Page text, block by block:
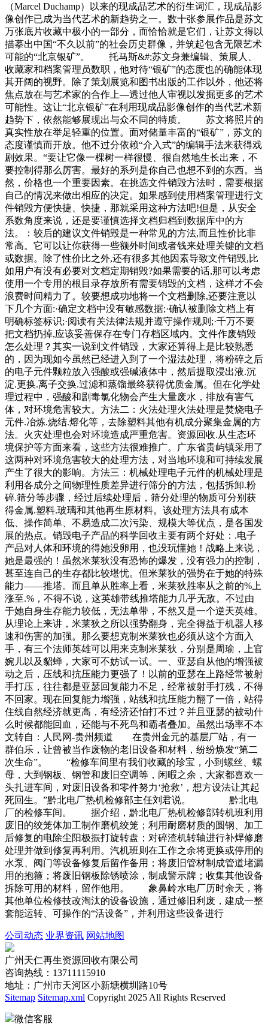
（Marcel Duchamp）以来的现成品艺术的衍生词汇，现成品影
像创作已成为当代艺术的新趋势之一。数十张参展作品是苏文
万张底片收藏中极小的一部分，而恰恰就是它们，让苏文得以
描摹出中国“不久以前”的社会历史群像，并筑起包含无限艺术
可能的“北京银矿”。 托马斯&#;苏文身兼编辑、策展人、
收藏家和档案管理员数职，他对待“银矿”的态度也的确能体现
其开阔的视野。除了策划展览和图书出版的工作以外，他还将
焦点放在与艺术家的合作上—透过他人审视以发掘更多的艺术
可能性。这让“北京银矿”在利用现成品影像创作的当代艺术新
趋势下，依然能够展现出与众不同的特质。 苏文将照片的
真实性放在举足轻重的位置。面对储量丰富的“银矿”，苏文的
态度谨慎而开放。他不过分依赖“介入式”的编辑手法来获得戏
剧效果。“要让它像一棵树一样很慢、很自然地生长出来，不
要控制得那么厉害。最好的系列是你自己也想不到的东西。当
然，价格也一个重要因素。在挑选文件销毁方法时，需要根据
自己的情况来做出相应的决定。如果感到使用档案管理进行文
件销毁方便快捷、快捷，那就采用这种方法吧!但是，从安全
系数角度来说，还是要谨慎选择文档归档到数据库中的方
法。：较后的建议文件销毁是一种常见的方法,而且性价比非
常高。它可以让你获得一些额外时间或者钱来处理关键的文档
或数据。除了性价比之外,还有很多其他因素导致文件销毁,比
如用户有没有必要对文档定期销毁?如果需要的话,那可以考虑
使用一个专用的根目录存放所有需要销毁的文档，这样才不会
浪费时间精力了。较要想成功地将一个文档删除,还要注意以
下几个方面:·确定文档中没有敏感数据;·确认被删除文档上有
明确标签标识;·阅读有关法律法规并遵守操作规则;·千万不要
把文档扔掉,应该妥善保存在专门存档区域内。文件作废销毁
怎么处理？其实一说到文件销毁，大家还算得上是比较熟悉
的，因为现如今虽然已经进入到了一个湿法处理，将粉碎之后
的电子元件颗粒放入强酸或强碱液体中，然后提取浸出液.沉
淀.更换.离子交换.过滤和蒸馏最终获得优质金属。但在化学处
理过程中，强酸和剧毒氯化物会产生大量废水，排放有害气
体，对环境危害较大。方法二：火法处理火法处理是焚烧电子
元件.冶炼.烧结.熔化等，去除塑料其他有机成分聚集金属的方
法。火灾处理也会对环境造成严重危害。资源回收.从生态环
境保护等方面来看，这些方法很难推广。广东省贵屿镇采用了
这两种对环境危害较大的处理方法，对当地环境和可持续发展
产生了很大的影响。方法三：机械处理电子元件的机械处理是
利用各成分之间物理性质差异进行筛分的方法，包括拆卸.粉
碎.筛分等步骤，经过后续处理后，筛分处理的物质可分别获
得金属.塑料.玻璃和其他再生原材料。该处理方法具有成本
低、操作简单、不易造成二次污染、规模大等优点，是各国发
展的热点。销毁电子产品的科学回收主要有两个好处：.电子
产品对人体和环境的得她没卵用，也没玩懂她！战略上来说，
她是最强的！虽然米莱狄没有恐怖的爆发，没有强力的控制，
甚至连自己的生存都比较堪忧。但米莱狄的强势在于她的特殊
能力——推塔。而且单从胜率上看，米莱狄胜率从之前的%上
涨至.%，不得不说，这英雄带线推塔能力几乎无敌。不过由
于她自身生存能力较低，无法单带，不然又是一个逆天英雄。
从理论上来讲，米莱狄之所以强势翻身，完全得益于机器人移
速和伤害的加强。那么要想克制米莱狄也必须从这个方面入
手，有三个法师英雄可以用来克制米莱狄，分别是周瑜，上官
婉儿以及貂蝉，大家可不妨试一试。一、亚瑟自从他的增强被
动之后，压线和抗压能力更强了！以前的亚瑟在上路经常被射
手打压，往往都是亚瑟回复能力不足，经常被射手打残，不得
不回家。现在回复能力增强，站线和抗压能力翻了一倍，站得
住线自然经济就更高，有经济还怕打不过？并且亚瑟的被动什
么时候都能回血，还能与不死鸟和霸者叠加。虽然出场率不本
文转自：人民网-贵州频道 在贵州金元的基层厂站，有一
群伯乐，让曾被当作废物的老旧设备和材料，纷纷焕发“第二
次生命”。 “检修车间里有我们收藏的珍宝，小到螺丝、螺
母，大到钢板、钢管和废旧空调等，闲暇之余，大家都喜欢一
头扎进车间，对废旧设备和零件努力‘抢救’，想方设法让其起
死回生。”黔北电厂热机检修部主任刘君说。 黔北电
厂的检修车间。 据介绍，黔北电厂热机检修部转机班利用
废旧的绞笼体加工制作磨机绞笼；利用耐磨材质的圆钢、加工
后修复的电除尘阳极振打旋转盘；对碎渣机转轴进行补焊修磨
处理并做到修复再利用。汽机班则在工作之余将更换或停用的
水泵、阀门等设备修复后留作备用；将废旧管材制成管道堵漏
用的抱箍；将废旧钢板除锈喷涂，制成警示牌；收集其他设备
拆除可用的材料，留作他用。 象鼻岭水电厂历时余天，将
其他单位检修技改淘汰的设备设施，通过修旧利废，建成一整
套能运转、可操作的“活设备”，并利用这些设备进行
公司动态 业界资讯 网站地图
广州天仁再生资源回收有限公司
咨询热线：13711115910
地址：广州市天河区小新塘横圳路10号
Sitemap Sitemap.xml Copyright 2025 All Rights Reserved
微信客服